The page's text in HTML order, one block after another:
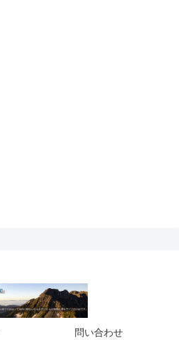
問い合わせ